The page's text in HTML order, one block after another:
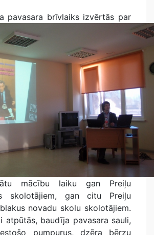
pavasara brīvlaiks izvērtās par
mācību laiku gan Preiļu
skolotājiem, gan citu Preiļu
novadu skolu skolotājiem.
atpūtās, baudīja pavasara sauli,
pumpurus, dzēra bērzu